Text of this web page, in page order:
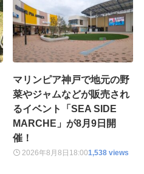
マリンピア神戸で地元の野
菜やジャムなどが販売され
るイベント「SEA SIDE
MARCHE」が8月9日開
催！
2026年8月8日 18:001,538 views